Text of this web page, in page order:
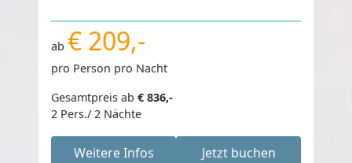
ab € 209,-
pro Person pro Nacht
Gesamtpreis ab € 836,-
2 Pers./ 2 Nächte
Weitere Infos Jetzt buchen